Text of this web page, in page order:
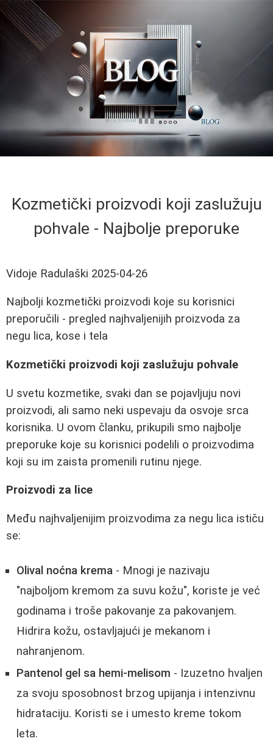
Kozmetički proizvodi koji zaslužuju
pohvale - Najbolje preporuke
Vidoje Radulaški 2025-04-26
Najbolji kozmetički proizvodi koje su korisnici
preporučili - pregled najhvaljenijih proizvoda za
negu lica, kose i tela
Kozmetički proizvodi koji zaslužuju pohvale
U svetu kozmetike, svaki dan se pojavljuju novi
proizvodi, ali samo neki uspevaju da osvoje srca
korisnika. U ovom članku, prikupili smo najbolje
preporuke koje su korisnici podelili o proizvodima
koji su im zaista promenili rutinu njege.
Proizvodi za lice
Među najhvaljenijim proizvodima za negu lica ističu
se:
Olival noćna krema - Mnogi je nazivaju
"najboljom kremom za suvu kožu", koriste je već
godinama i troše pakovanje za pakovanjem.
Hidrira kožu, ostavljajući je mekanom i
nahranjenom.
Pantenol gel sa hemi-melisom - Izuzetno hvaljen
za svoju sposobnost brzog upijanja i intenzivnu
hidrataciju. Koristi se i umesto kreme tokom
leta.